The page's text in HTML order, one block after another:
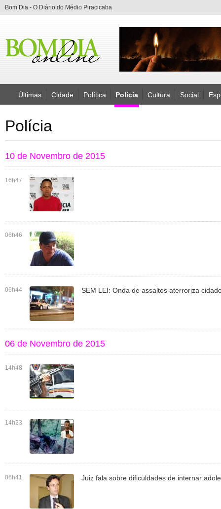
Bom Dia - O Diário do Médio Piracicaba
Últimas Cidade Política Polícia Cultura Social
Polícia
10 de Novembro de 2015
16h47
06h46
06h44 SEM LEI: Onda de assaltos aterroriza
06 de Novembro de 2015
14h48
14h23
06h41 Juiz fala sobre dificuldades de internar